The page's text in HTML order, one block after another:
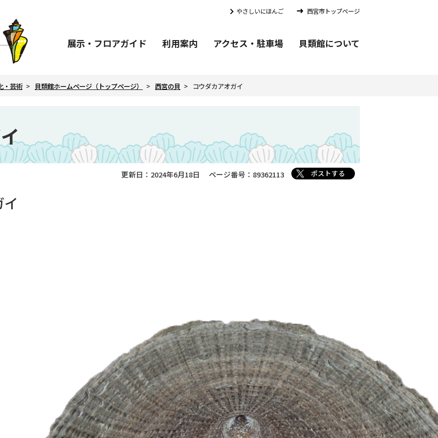
やさしいにほんご 西宮市トップページ
展示・ フロアガイド 利用案内 アクセス・ 駐車場 貝類館について
・芸術 貝類館ホームページ（トップページ） 西宮の貝 コウダカアオガイ
更新日：2024年6月18日 ページ番号：89362113 ポストする